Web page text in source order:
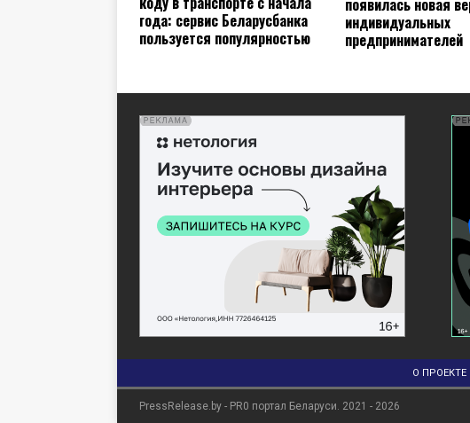
года: сервис Беларусбанка
пользуется популярностью
индивидуальных
предпринимателей
О ПРОЕКТЕ
PressRelease.by - PR0 портал Беларуси. 2021 - 2026